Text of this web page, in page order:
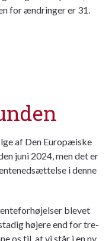
for ændringer er 31.
af Den Europæiske
juni 2024, men det er
i denne
blevet
højere end for tre-
os til, at vi står i en ny